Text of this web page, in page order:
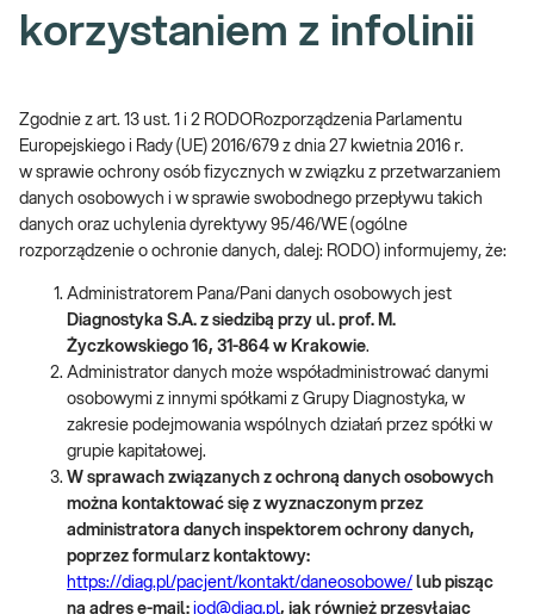
korzystaniem z infolinii
Zgodnie z art. 13 ust. 1 i 2 RODORozporządzenia Parlamentu
Europejskiego i Rady (UE) 2016/679 z dnia 27 kwietnia 2016 r.
w sprawie ochrony osób fizycznych w związku z przetwarzaniem
danych osobowych i w sprawie swobodnego przepływu takich
danych oraz uchylenia dyrektywy 95/46/WE (ogólne
rozporządzenie o ochronie danych, dalej: RODO) informujemy, że:
Administratorem Pana/Pani danych osobowych jest
Diagnostyka S.A. z siedzibą przy ul. prof. M.
Życzkowskiego 16, 31-864 w Krakowie.
Administrator danych może współadministrować danymi
osobowymi z innymi spółkami z Grupy Diagnostyka, w
zakresie podejmowania wspólnych działań przez spółki w
grupie kapitałowej.
W sprawach związanych z ochroną danych osobowych
można kontaktować się z wyznaczonym przez
administratora danych inspektorem ochrony danych,
poprzez formularz kontaktowy:
https://diag.pl/pacjent/kontakt/daneosobowe/ lub pisząc
na adres e-mail: iod@diag.pl, jak również przesyłając